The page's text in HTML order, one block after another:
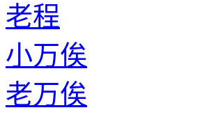
老程
小万俟
老万俟